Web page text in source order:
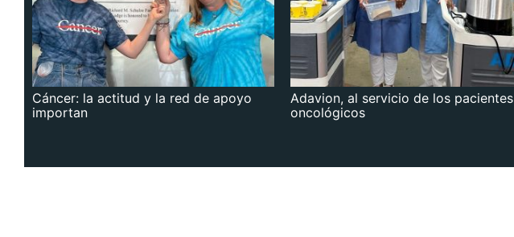
Cáncer: la actitud y la red de apoyo
importan
Adavion, al servicio de los pacientes
oncológicos